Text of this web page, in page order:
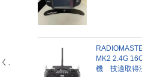
、
MK2 2.4G
機 技適取得